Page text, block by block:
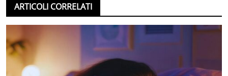
ARTICOLI CORRELATI